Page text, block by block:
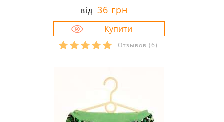
від 36 грн
Отзывов (6)